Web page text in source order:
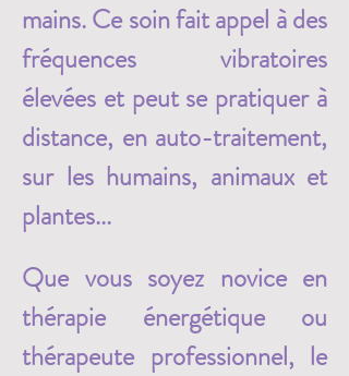
mains. Ce soin fait appel à des
fréquences vibratoires
élevées et peut se pratiquer à
distance, en auto-traitement,
sur les humains, animaux et
plantes...
Que vous soyez novice en
thérapie énergétique ou
thérapeute professionnel, le